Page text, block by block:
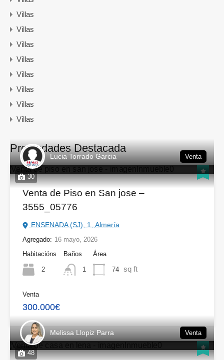
Villas
Villas
Villas
Villas
Villas
Villas
Villas
Villas
Propiedades Destacada
30
Lucia Torrado Garcia Venta
Venta de Piso en San jose –
3555_05776
ENSENADA (SJ), 1,,Almería
Agregado: 16 mayo, 2026
Habitacións
2
Baños
1
Área
74 sq ft
Venta
300.000€
48
Melissa Llopiz Parra Venta